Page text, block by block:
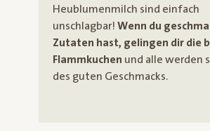
Heublumenmilch sind einfach
unschlagbar! Wenn du
Zutaten hast, gelingen dir die
Flammkuchen und alle werden
des guten Geschmacks.